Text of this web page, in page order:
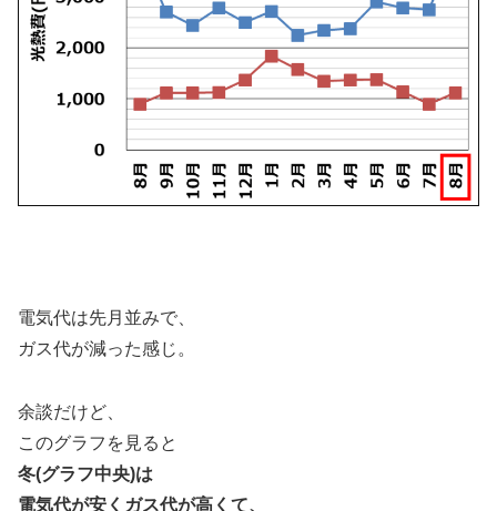
電気代は先月並みで、
ガス代が減った感じ。
余談だけど、
このグラフを見ると
冬(グラフ中央)は
電気代が安くガス代が高くて、